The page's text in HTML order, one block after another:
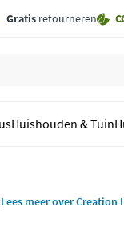
Gratis retourneren
Huishouden & Tuin
Lees meer over Creation